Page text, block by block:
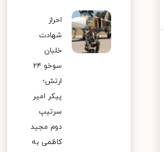
احراز
شهادت
خلبان
سوخو ۲۴
ارتش؛
پیکر امیر
سرتیپ
دوم مجید
کاظمی به